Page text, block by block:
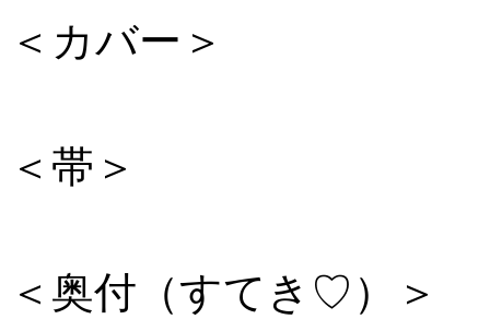
＜カバー＞
＜帯＞
＜奥付（すてき♡）＞